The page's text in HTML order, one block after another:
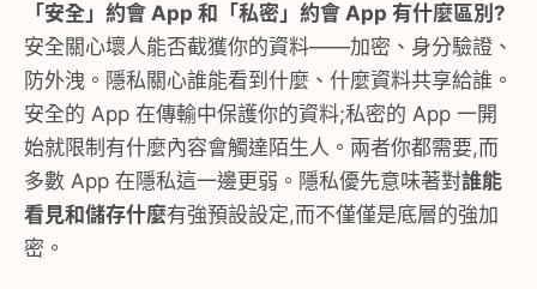
「安全」約會 App 和「私密」約會 App 有什麼區別?
安全關心壞人能否截獲你的資料——加密、身分驗證、
防外洩。隱私關心誰能看到什麼、什麼資料共享給誰。
安全的 App 在傳輸中保護你的資料;私密的 App 一開
始就限制有什麼內容會觸達陌生人。兩者你都需要,而
多數 App 在隱私這一邊更弱。隱私優先意味著對誰能
看見和儲存什麼有強預設設定,而不僅僅是底層的強加
密。